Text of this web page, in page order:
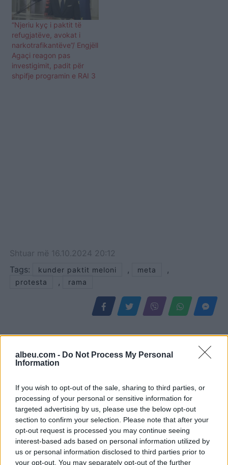
albeu.com - Do Not Process My Personal
Information
If you wish to opt-out of the sale, sharing to third parties, or
processing of your personal or sensitive information for
targeted advertising by us, please use the below opt-out
section to confirm your selection. Please note that after your
opt-out request is processed you may continue seeing
interest-based ads based on personal information utilized by
us or personal information disclosed to third parties prior to
your opt-out. You may separately opt-out of the further
“Njeriu kyç i paktit të
refugjatëve, avokat i
narkotrafikantëve”/ Engjëll
Agaçi reagon pas
investigimit, padit për
shpifje programin e RAI 3
Shtuar më 16.10.2024 20:12
Tags:
kunder paktit meloni , meta ,
protesta , rama
Adelina Ismaili rikthehet
me projekt të ri/ Zbulon
bashkëpunimin surprizë
Aksident i rëndë në Papër,
makina godet trasenë
anësore të rrugës